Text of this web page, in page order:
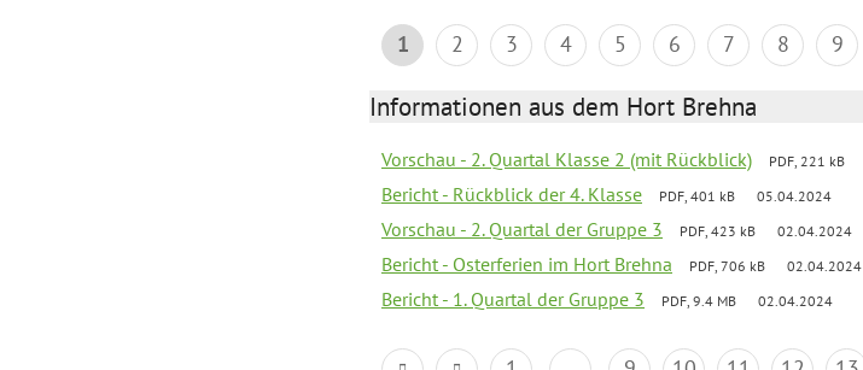
1 2 3 4 5 6 7 8 9
Informationen aus dem Hort Brehna
Vorschau - 2. Quartal Klasse 2 (mit Rückblick) PDF, 221 kB
Bericht - Rückblick der 4. Klasse PDF, 401 kB 05.04.2024
Vorschau - 2. Quartal der Gruppe 3 PDF, 423 kB 02.04.2024
Bericht - Osterferien im Hort Brehna PDF, 706 kB 02.04.2024
Bericht - 1. Quartal der Gruppe 3 PDF, 9.4 MB 02.04.2024